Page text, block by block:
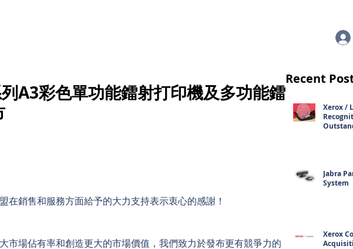
A3彩色單功能鐳射打印機及多功能鐳
銷售和服務方面給予的大力支持表示衷心的感謝！
場佔有率和創造更大的市場價值，我們致力於發布更有競爭力的
Recent
Xerox /
Jabra
System
Xerox